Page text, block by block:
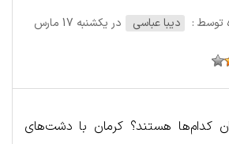
توسط : دیبا عباسی
در یکشنبه 17 مارس
کدام‌ها هستند؟ کرمان با دشت‌های